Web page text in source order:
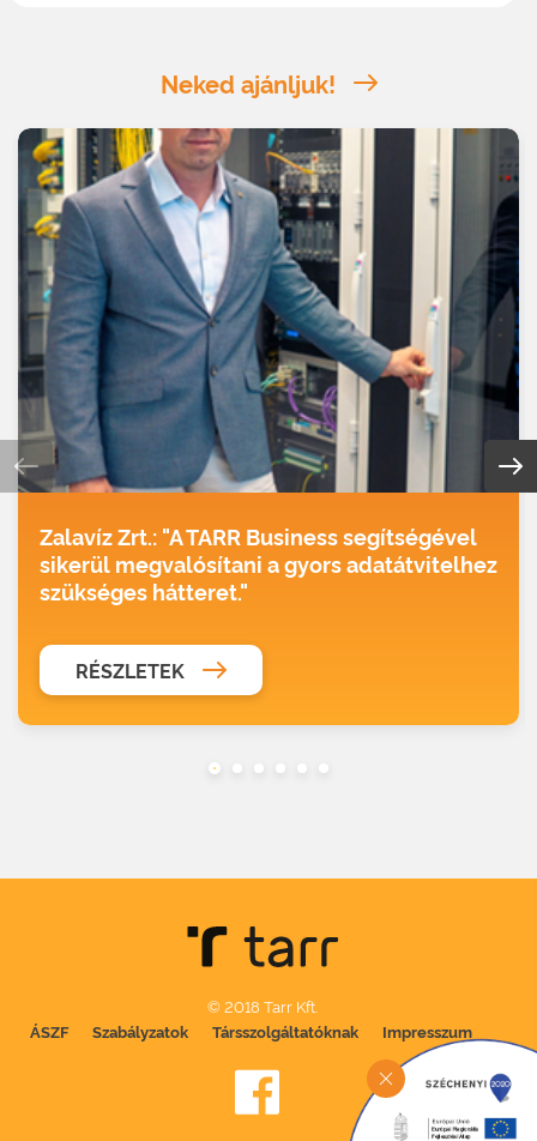
Neked ajánljuk!
Zalavíz Zrt.: "A TARR Business segítségével
sikerül megvalósítani a gyors adatátvitelhez
szükséges hátteret."
RÉSZLETEK
© 2018 Tarr Kft.
ÁSZF
Szabályzatok Társszolgáltatóknak Impresszum